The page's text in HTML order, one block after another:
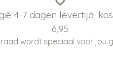
4-7 dagen levertijd,
6,95
wordt speciaal voor jou